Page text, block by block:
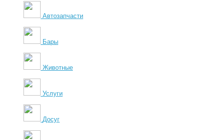
Автозапчасти
Бары
Животные
Услуги
Досуг